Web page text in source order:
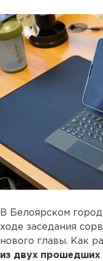
В Белоярском
ходе заседания
нового главы. Как
из двух прошедших